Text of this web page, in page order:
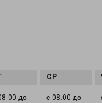
до
с 08:00 до